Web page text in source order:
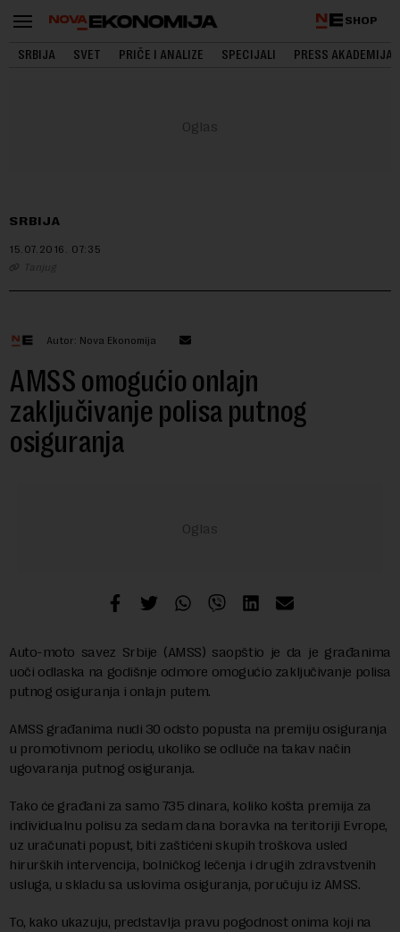
SHOP
SRBIJA SVET PRIČE I ANALIZE SPECIJALI PRESS AKADEMIJA
SRBIJA
15.07.2016. 07:35
Tanjug
Autor: Nova Ekonomija
AMSS omogućio onlajn
zaključivanje polisa putnog
osiguranja
Auto-moto savez Srbije (AMSS) saopštio je da je građanima
uoči odlaska na godišnje odmore omogućio zaključivanje polisa
putnog osiguranja i onlajn putem.
AMSS građanima nudi 30 odsto popusta na premiju osiguranja
u promotivnom periodu, ukoliko se odluče na takav način
ugovaranja putnog osiguranja.
Tako će građani za samo 735 dinara, koliko košta premija za
individualnu polisu za sedam dana boravka na teritoriji Evrope,
uz uračunati popust, biti zaštićeni skupih troškova usled
hirurških intervencija, bolničkog lečenja i drugih zdravstvenih
usluga, u skladu sa uslovima osiguranja, poručuju iz AMSS.
To, kako ukazuju, predstavlja pravu pogodnost onima koji na